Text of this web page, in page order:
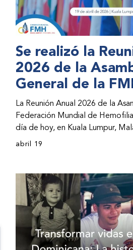
Se realizó la
2026 de la
General de la
La Reunión Anual 2026 de la
Federación Mundial de
día de hoy, en Kuala Lumpur,
Congreso Mundial 2026 de la
avances por parte de la
evento asistieron
nacionales miembros (ONM)
interesadas.
abril 19